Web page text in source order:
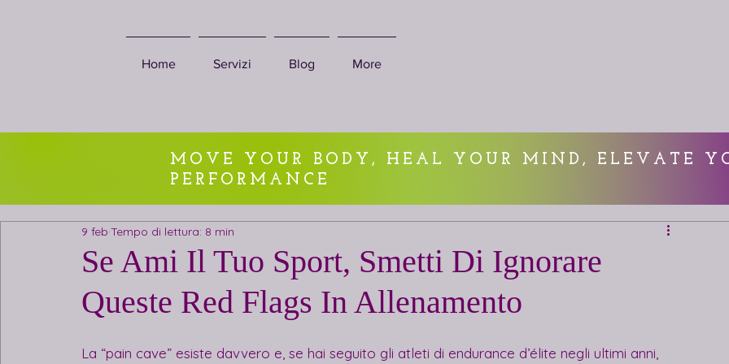
Home Servizi Blog More
MOVE YOUR BODY, HEAL YOUR MIND, ELEVATE
PERFORMANCE
Se Ami Il Tuo Sport, Smetti Di Ignorare
Queste Red Flags In Allenamento
9 feb Tempo di lettura: 8 min
La “pain cave” esiste davvero e, se hai seguito gli atleti di endurance d’élite negli ultimi anni,